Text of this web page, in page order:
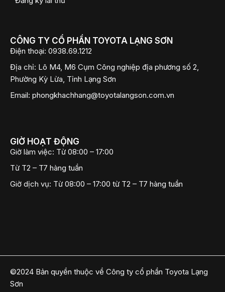
CÔNG TY CỔ PHẦN TOYOTA LẠNG SƠN
Điện thoại: 0938.69.1212
Địa chỉ: Lô M4, M6 Cụm Công nghiệp địa phương số 2,
Phường Kỳ Lừa, Tỉnh Lạng Sơn
Email: phongkhachhang@toyotalangson.com.vn
GIỜ HOẠT ĐỘNG
Giờ làm việc: Từ 08:00 – 17:00
Từ T2 – T7 hàng tuần
Giờ dịch vụ: Từ 08:00 – 17:00 từ T2 – T7 hàng tuần
©2024 Bản quyền thuộc về Công ty cổ phần Toyota Lạng
Sơn